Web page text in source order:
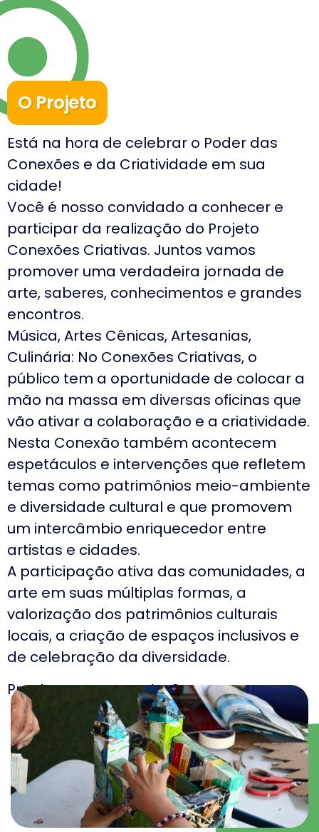
O Projeto
Está na hora de celebrar o Poder das
Conexões e da Criatividade em sua
cidade!
Você é nosso convidado a conhecer e
participar da realização do Projeto
Conexões Criativas. Juntos vamos
promover uma verdadeira jornada de
arte, saberes, conhecimentos e grandes
encontros.
Música, Artes Cênicas, Artesanias,
Culinária: No Conexões Criativas, o
público tem a oportunidade de colocar a
mão na massa em diversas oficinas que
vão ativar a colaboração e a criatividade.
Nesta Conexão também acontecem
espetáculos e intervenções que refletem
temas como patrimônios meio-ambiente
e diversidade cultural e que promovem
um intercâmbio enriquecedor entre
artistas e cidades.
A participação ativa das comunidades, a
arte em suas múltiplas formas, a
valorização dos patrimônios culturais
locais, a criação de espaços inclusivos e
de celebração da diversidade.
Prontos para conectar?